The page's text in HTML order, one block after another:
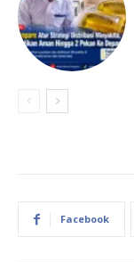
Facebook